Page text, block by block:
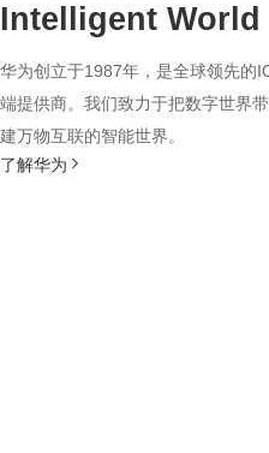
Intelligent World
华为创立于1987年，是全球领先的
端提供商。我们致力于把数字世界
建万物互联的智能世界。
了解华为